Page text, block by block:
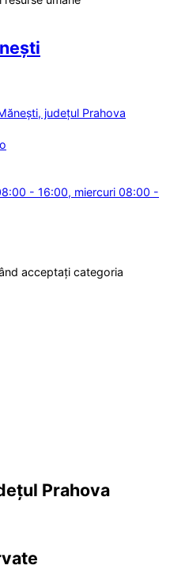
județul Prahova
- 16:00, miercuri 08:00 -
acceptați categoria
Prahova